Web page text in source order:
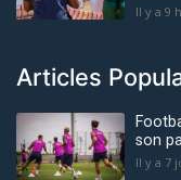
Il y a 9
Articles
son
Il y a 7